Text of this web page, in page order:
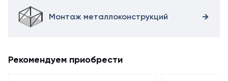
Монтаж металлоконструкций
Рекомендуем приобрести